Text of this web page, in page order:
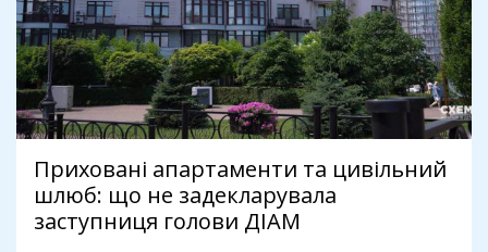
Приховані апартаменти та цивільний
шлюб: що не задекларувала
заступниця голови ДІАМ